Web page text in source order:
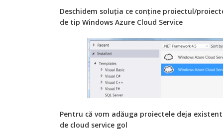
Deschidem soluţia ce conţine proiectul/
de tip Windows Azure Cloud Service
Pentru că vom adăuga proiectele deja
de cloud service gol